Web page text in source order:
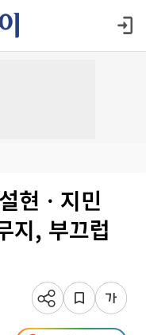
현ㆍ지민
지, 부끄럽